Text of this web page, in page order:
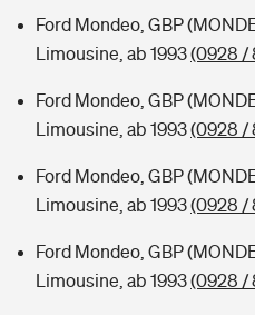
Ford Mondeo, GBP
Limousine, ab 1993(0928 /
Ford Mondeo, GBP
Limousine, ab 1993(0928 /
Ford Mondeo, GBP
Limousine, ab 1993(0928 /
Ford Mondeo, GBP
Limousine, ab 1993(0928 /